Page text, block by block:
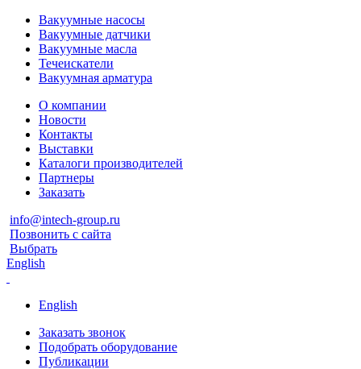
Вакуумные насосы
Вакуумные датчики
Вакуумные масла
Течеискатели
Вакуумная арматура
О компании
Новости
Контакты
Выставки
Каталоги производителей
Партнеры
Заказать
info@intech-group.ru
Позвонить с сайта
Выбрать
English
English
Заказать звонок
Подобрать оборудование
Публикации